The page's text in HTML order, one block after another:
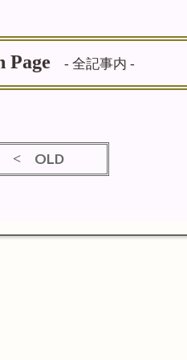
Page - 全記事内 -
OLD